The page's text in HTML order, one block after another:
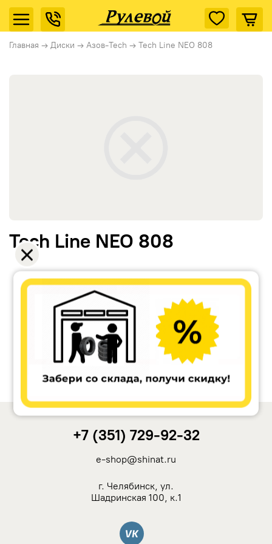
Главная → Диски → Азов-Tech → Tech Line NEO 808
Remain
Carwel
Tech Line NEO 808
+7 (351) 729-92-32
e-shop@shinat.ru
г. Челябинск, ул.
Шадринская 100, к.1
Вконтакте